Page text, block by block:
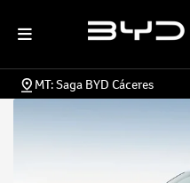
MT: Saga BYD Cáceres